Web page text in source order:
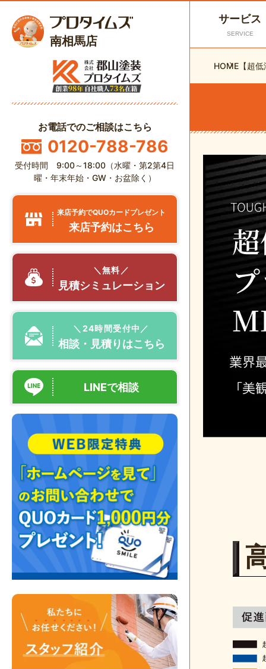
南相馬店
お電話でのご相談はこちら
0120-788-786
受付時間 9:00～18:00（水曜・第2第4日
曜・年末年始・GW・お盆除く）
来店予約でQUOカードプレゼント
来店予約はこちら
＼無料／
見積シミュレーション
＼24時間受付中／
相談・見積りはこちら
LINEで相談
サービス
SERVICE
HOME 【超